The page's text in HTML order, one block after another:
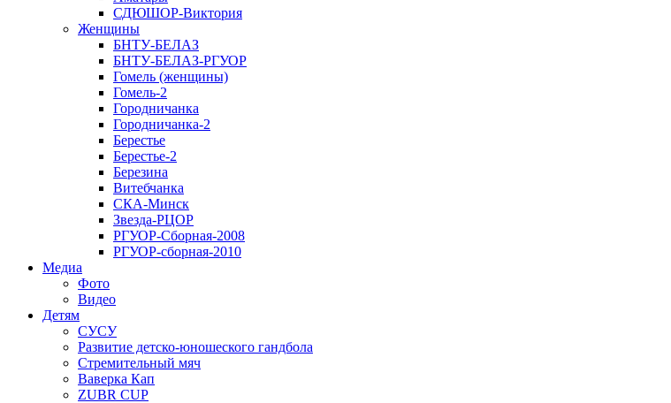
СДЮШОР-Виктория
Женщины
БНТУ-БЕЛАЗ
БНТУ-БЕЛАЗ-РГУОР
Гомель (женщины)
Гомель-2
Городничанка
Городничанка-2
Берестье
Берестье-2
Березина
Витебчанка
СКА-Минск
Звезда-РЦОР
РГУОР-Сборная-2008
РГУОР-сборная-2010
Медиа
Фото
Видео
Детям
СУСУ
Развитие детско-юношеского гандбола
Стремительный мяч
Ваверка Кап
ZUBR CUP